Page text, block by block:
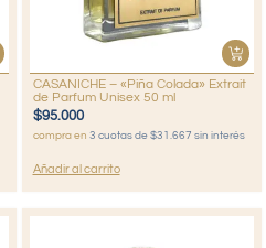
CASANICHE – «Piña Colada» Extrait
de Parfum Unisex 50 ml
$95.000
compra en 3 cuotas de $31.667 sin interés
Añadir al carrito